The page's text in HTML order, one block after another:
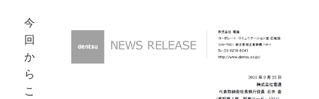
今
回
か
ら
こ